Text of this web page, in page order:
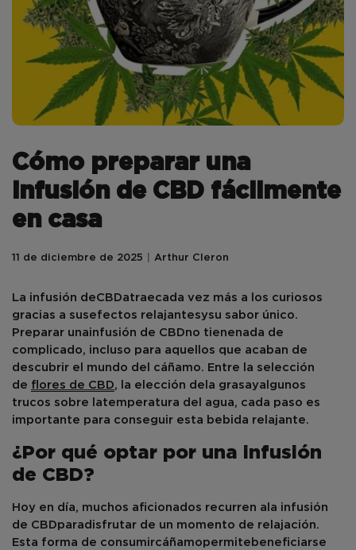
Cómo preparar una
infusión de CBD fácilmente
en casa
11 de diciembre de 2025 Arthur Cleron
La infusión deCBDatraecada vez más a los curiosos
gracias a susefectos relajantesysu sabor único.
Preparar unainfusión de CBDno tienenada de
complicado, incluso para aquellos que acaban de
descubrir el mundo del cáñamo. Entre la selección
de flores de CBD, la elección de la grasayalgunos
trucos sobre latemperatura del agua, cada paso es
importante para conseguir esta bebida relajante.
¿Por qué optar por una infusión
de CBD?
Hoy en día, muchos aficionados recurren a la infusión
de CBDparadisfrutar de un momento de relajación.
Esta forma de consumircáñamopermite beneficiarse